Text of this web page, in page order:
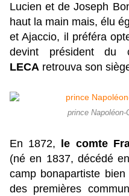
Lucien et de Joseph
haut la main mais, élu
et Ajaccio, il préféra
devint président du
LECA retrouva son
prince Napoléon-
En 1872,
le comte
(né en 1837, décédé
camp bonapartiste
des premières